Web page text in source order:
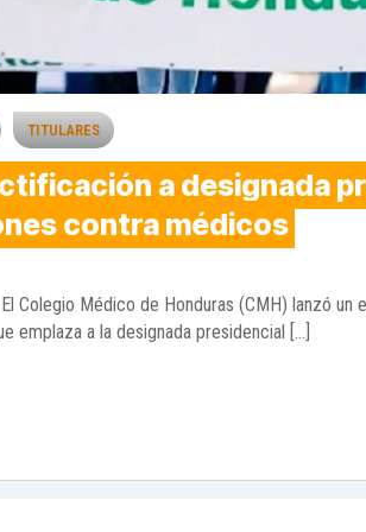
TITULARES
a designada
contra médicos
Colegio Médico de Honduras (CMH) lanzó un
emplaza a la designada presidencial […]